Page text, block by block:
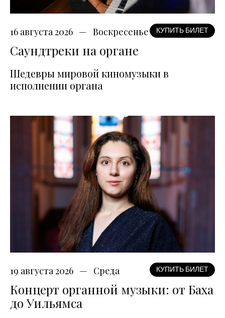
16 августа 2026 Воскресенье КУПИТЬ БИЛЕТ
Саундтреки на органе
Шедевры мировой киномузыки в
исполнении органа
19 августа 2026 Среда КУПИТЬ БИЛЕТ
Концерт органной музыки: от Баха
до Уильямса